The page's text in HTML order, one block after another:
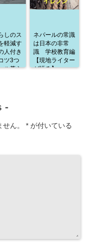
しのス
軽減す
人付き
ツ3つ
ル暮ら
ネパールの常識
は日本の非常
識 学校教育編
【現地ライター
が語る】
-
ん。 * が付いている